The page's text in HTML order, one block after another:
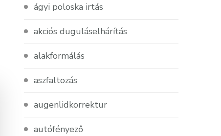
ágyi poloska irtás
akciós duguláselhárítás
alakformálás
aszfaltozás
augenlidkorrektur
autófényező